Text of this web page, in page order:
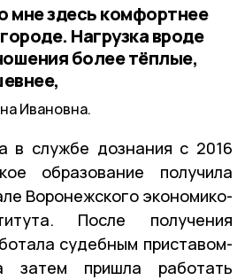
мне здесь комфортнее
Нагрузка вроде
более тёплые,
Ивановна.
в службе дознания с 2016
образование получила
Воронежского экономико-
После получения
судебным приставом-
затем пришла работать